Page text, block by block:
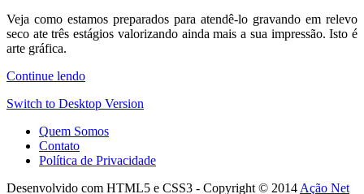
Veja como estamos preparados para atendê-lo gravando em relevo
seco ate três estágios valorizando ainda mais a sua impressão. Isto é
arte gráfica.
Continue lendo
Switch to Desktop Version
Quem Somos
Contato
Política de Privacidade
Desenvolvido com HTML5 e CSS3 - Copyright © 2014 Ação Net